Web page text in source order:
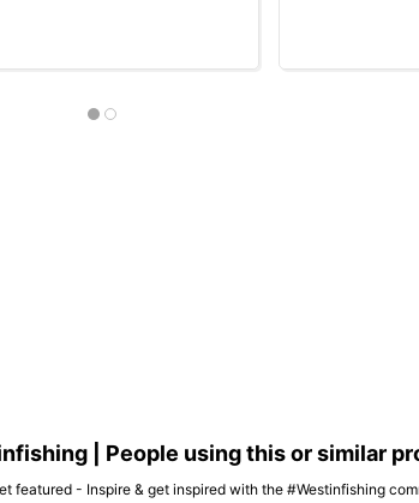
| People using this or similar
featured - Inspire & get inspired with the #Westinfishing